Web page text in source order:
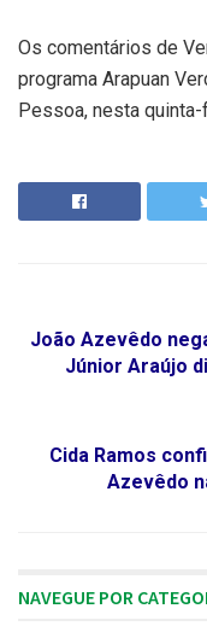
Os comentários de
programa Arapuan
Pessoa, nesta
João Azevêdo
Júnior Araújo
Cida Ramos
Azevêdo
NAVEGUE POR